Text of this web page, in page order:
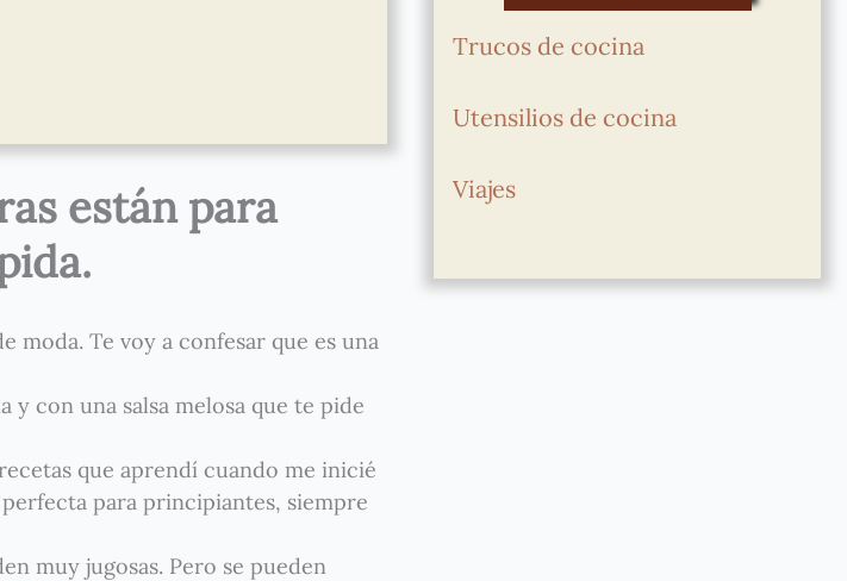
están para
moda. Te voy a confesar que es una
y con una salsa melosa que te pide
que aprendí cuando me inicié
para principiantes, siempre
muy jugosas. Pero se pueden
Trucos de cocina
Utensilios de cocina
Viajes